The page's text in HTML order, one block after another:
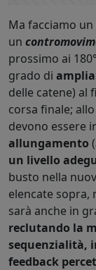
Ma facciamo
un
prossimo ai
grado di
delle catene) al
corsa finale;
devono essere
allungamento
un livello
busto nella
elencate sopra,
sarà anche in
reclutando la
sequenzialità,
feedback